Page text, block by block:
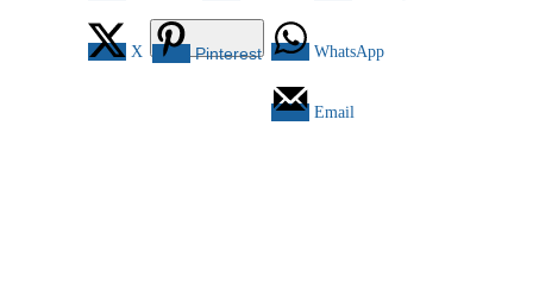
X Pinterest WhatsApp
Email